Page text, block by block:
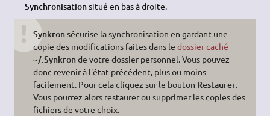
Synchronisationsitué en bas à droite.
Synkronsécurise la synchronisation en gardant une
copie des modifications faites dans le dossier caché
~/.Synkronde votre dossier personnel. Vous pouvez
donc revenir à l'état précédent, plus ou moins
facilement. Pour cela cliquez sur le bouton Restaurer.
Vous pourrez alors restaurer ou supprimer les copies des
fichiers de votre choix.